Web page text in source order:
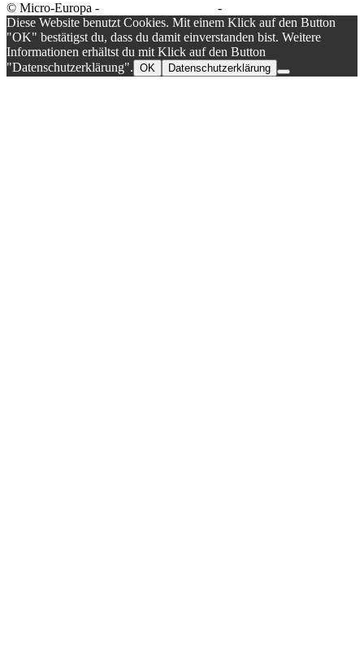
© Micro-Europa -
-
Diese Website benutzt Cookies. Mit einem Klick auf den Button
"OK" bestätigst du, dass du damit einverstanden bist. Weitere
Informationen erhältst du mit Klick auf den Button
"Datenschutzerklärung". OK Datenschutzerklärung